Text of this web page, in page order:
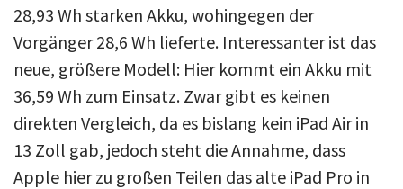
28,93 Wh starken Akku, wohingegen der
Vorgänger 28,6 Wh lieferte. Interessanter ist das
neue, größere Modell: Hier kommt ein Akku mit
36,59 Wh zum Einsatz. Zwar gibt es keinen
direkten Vergleich, da es bislang kein iPad Air in
13 Zoll gab, jedoch steht die Annahme, dass
Apple hier zu großen Teilen das alte iPad Pro in